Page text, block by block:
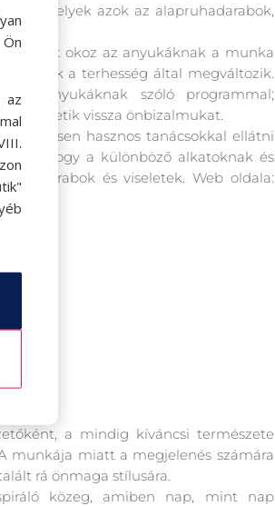
melyek azok az alapruhadarabok,
gondot okoz az anyukáknak a munka
a testük a terhesség által megváltozik.
anyukáknak szóló programmal;
nyerhetik vissza önbizalmukat.
hasznos tanácsokkal ellátni
be, hogy a különböző alkatoknak és
és viseletek. Web oldala:
a mindig kíváncsi természete
munkája miatt a megjelenés számára
rá önmaga stílusára.
közeg, amiben nap, mint nap
az